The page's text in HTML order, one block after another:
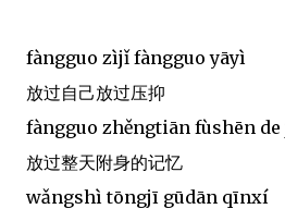
fàngguo zìjǐ fàngguo yāyì
放过自己放过压抑
fàngguo zhěngtiān fùshēn
放过整天附身的记忆
wǎngshì tōngjī gūdān qīnxí